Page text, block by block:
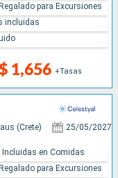
1,656 +Tasas
para Excursiones
incluidas
(Crete) 25/05/2027
Incluidas en Comidas
para Excursiones